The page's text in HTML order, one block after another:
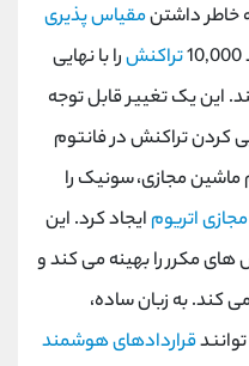
خاطر داشتنمقیاس پذیری
تراکنشرا با نهایی
این یک تغییر قابل توجه
ثانیه برای نهایی کردن تراکنش در فانتوم
مجازی، سونیک را
اتریوم ایجاد کرد. این
مکرر را بهینه می کند و
کند. به زبان ساده،
قراردادهای هوشمند